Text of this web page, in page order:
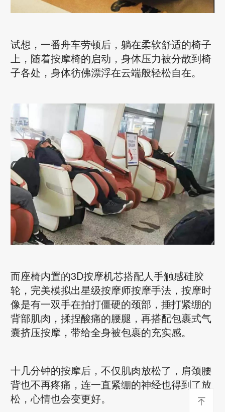
试想，一番舟车劳顿后，躺在柔软舒适的椅子
上，随着按摩椅的启动，身体压力被分散到椅
子各处，身体彷佛漂浮在云端般轻松自在。
而座椅内置的3D按摩机芯搭配人手触感硅胶
轮，完美模拟出星级按摩师按摩手法，按摩时
像是有一双手在拍打僵硬的颈部，捶打紧绷的
背部肌肉，揉捏酸痛的腰腿，再搭配包裹式气
囊挤压按摩，带给全身被包裹的充实感。
十几分钟的按摩后，不仅肌肉放松了，肩颈腰
背也不再疼痛，连一直紧绷的神经也得到了放
松，心情也会变更好。